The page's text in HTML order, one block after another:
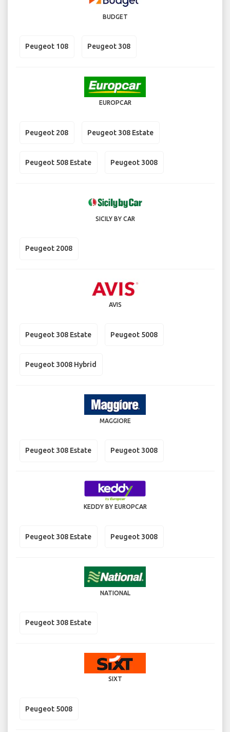
BUDGET
Peugeot 108 Peugeot 308
EUROPCAR
Peugeot 208 Peugeot 308 Estate
Peugeot 508 Estate Peugeot 3008
SICILY BY CAR
Peugeot 2008
AVIS
Peugeot 308 Estate Peugeot 5008
Peugeot 3008 Hybrid
MAGGIORE
Peugeot 308 Estate Peugeot 3008
KEDDY BY EUROPCAR
Peugeot 308 Estate Peugeot 3008
NATIONAL
Peugeot 308 Estate
SIXT
Peugeot 5008